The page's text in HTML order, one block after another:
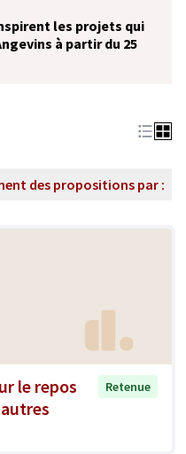
onglet) les projets qui
à partir du 25
des propositions par :
le repos
Retenue